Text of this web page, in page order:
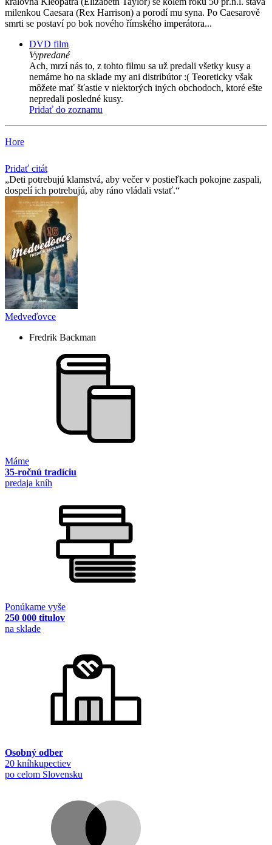
milenkou Caesara (Rex Harrison) a porodí mu syna. Po Caesarově
smrti se postaví po bok nového římského imperátora...
DVD film
Vypredané
Ach, mrzí nás to, z tohto filmu sa už predali všetky kusy a
nemáme ho na sklade my ani distribútor :( Teoreticky však
môžete mať šťastie v niektorých iných obchodoch, ktoré ešte
nepredali posledné kusy.
Pridať do zoznamu
Hore
Pridať citát
Deti potrebujú klamstvá, aby večer v postieľkach pokojne zaspali,
dospelí ich potrebujú, aby ráno vládali vstať.
Medveďovce
Fredrik Backman
Máme
35-ročnú tradíciu
predaja kníh
Ponúkame vyše
250 000 titulov
na sklade
Osobný odber
20 kníhkupectiev
po celom Slovensku